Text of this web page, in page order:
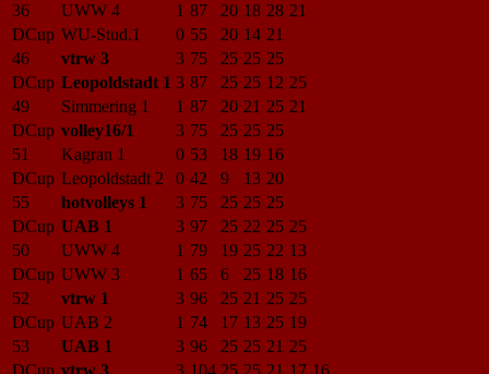
36
UWW 4 1 87 20 18 28 21
DCup WU-Stud.1 0 55 20 14 21
46
vtrw 3 3 75 25 25 25
DCup Leopoldstadt 1 3 87 25 25 12 25
49
Simmering 1 1 87 20 21 25 21
DCup volley16/1 3 75 25 25 25
51
Kagran 1 0 53 18 19 16
DCup Leopoldstadt 2 0 42 9 13 20
55
hotvolleys 1 3 75 25 25 25
DCup UAB 1 3 97 25 22 25 25
50
UWW 4 1 79 19 25 22 13
DCup UWW 3 1 65 6 25 18 16
52
vtrw 1 3 96 25 21 25 25
DCup UAB 2 1 74 17 13 25 19
53
UAB 1 3 96 25 25 21 25
DCup vtrw 3 3 104 25 25 21 17 16